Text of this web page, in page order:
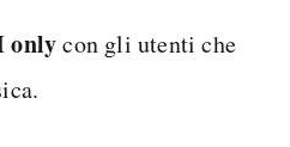
onlycon gli utenti che